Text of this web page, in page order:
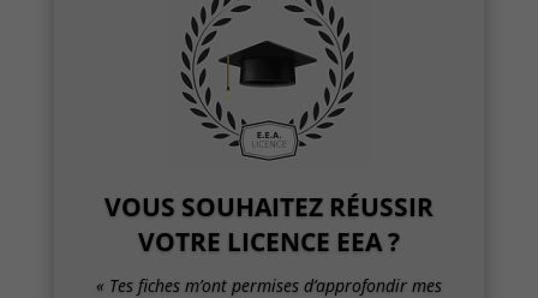
VOUS SOUHAITEZ RÉUSSIR
VOTRE LICENCE EEA ?
« Tes fiches m’ont permises d’approfondir mes